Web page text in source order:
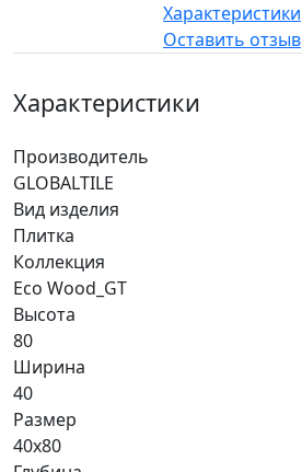
Характеристики
Оставить отзыв
Характеристики
Производитель
GLOBALTILE
Вид изделия
Плитка
Коллекция
Eco Wood_GT
Высота
80
Ширина
40
Размер
40x80